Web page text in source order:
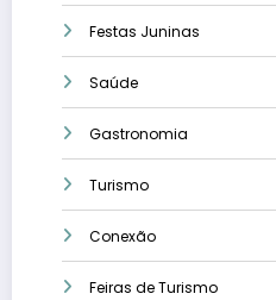
Festas Juninas
Saúde
Gastronomia
Turismo
Conexão
Feiras de Turismo